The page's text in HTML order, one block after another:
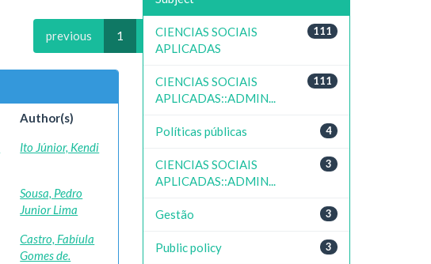
previous 1 3 4 ... next
Author(s)
Ito Júnior, Kendi
Sousa, Pedro
Junior Lima
Castro, Fabíula
Gomes de.
111
CIENCIAS SOCIAIS
APLICADAS
111
CIENCIAS SOCIAIS
APLICADAS::ADMIN...
4
Políticas públicas
3
CIENCIAS SOCIAIS
APLICADAS::ADMIN...
3
Gestão
3
Public policy